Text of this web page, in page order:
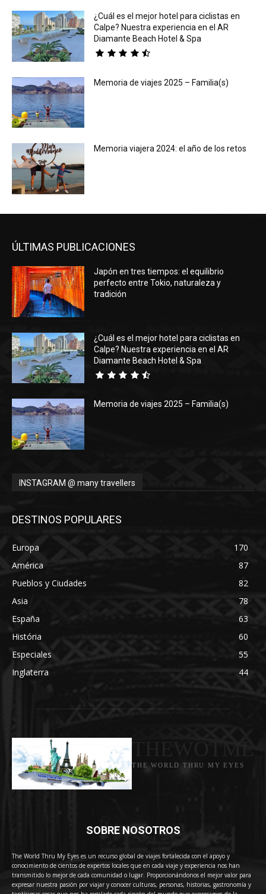
¿Cuál es el mejor hotel para ciclistas en
Calpe? Nuestra experiencia en el AR
Diamante Beach Hotel & Spa
Memoria de viajes 2025 – Familia(s)
Memoria viajera 2024: el año de los retos
ÚLTIMAS PUBLICACIONES
Japón en tres tiempos: el equilibrio
perfecto entre Tokio, naturaleza y
tradición
¿Cuál es el mejor hotel para ciclistas en
Calpe? Nuestra experiencia en el AR
Diamante Beach Hotel & Spa
Memoria de viajes 2025 – Familia(s)
INSTAGRAM @ many travellers
DESTINOS POPULARES
Europa
170
América
87
Pueblos y Ciudades
82
Asia
78
España
63
História
60
Especiales
55
Inglaterra
44
THE WORLD THRU MY EYES
SOBRE NOSOTROS
The World Thru My Eyes es un recurso global de viajes fortalecida con el apoyo y
conocimiento de cientos de expertos locales que en cada viaje y experiencia nos han
transmitido lo mejor de cada comunidad o lugar. Proporcionándonos el mejor valor para
expresar nuestra pasión por viajar y conocer culturas, personas, historias, gastronomía y